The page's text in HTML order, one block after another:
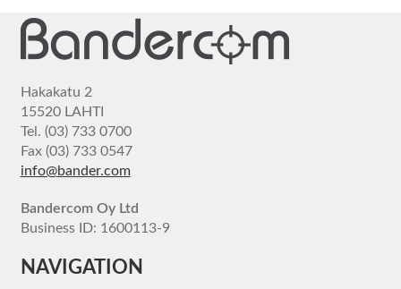
Hakakatu 2
15520 LAHTI
Tel. (03) 733 0700
Fax (03) 733 0547
info@bander.com
Bandercom Oy Ltd
Business ID: 1600113-9
NAVIGATION